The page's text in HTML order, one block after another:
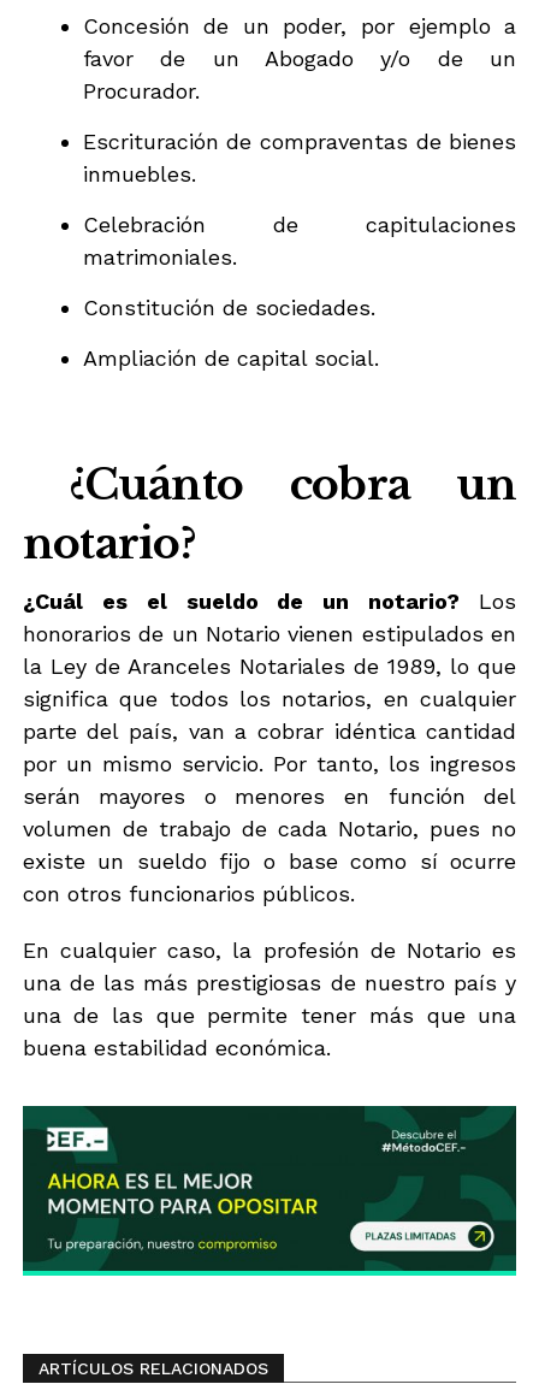
Concesión de un poder, por ejemplo a
favor de un Abogado y/o de un
Procurador.
Escrituración de compraventas de bienes
inmuebles.
Celebración de capitulaciones
matrimoniales.
Constitución de sociedades.
Ampliación de capital social.
¿Cuánto cobra un
notario?
¿Cuál es el sueldo de un notario? Los
honorarios de un Notario vienen estipulados en
la Ley de Aranceles Notariales de 1989, lo que
significa que todos los notarios, en cualquier
parte del país, van a cobrar idéntica cantidad
por un mismo servicio. Por tanto, los ingresos
serán mayores o menores en función del
volumen de trabajo de cada Notario, pues no
existe un sueldo fijo o base como sí ocurre
con otros funcionarios públicos.
En cualquier caso, la profesión de Notario es
una de las más prestigiosas de nuestro país y
una de las que permite tener más que una
buena estabilidad económica.
ARTÍCULOS RELACIONADOS